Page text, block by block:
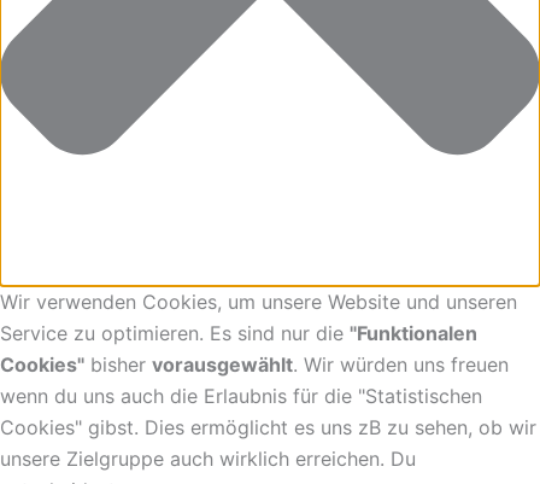
Wir verwenden Cookies, um unsere Website und unseren
Service zu optimieren. Es sind nur die "Funktionalen
Cookies" bisher vorausgewählt. Wir würden uns freuen
wenn du uns auch die Erlaubnis für die "Statistischen
Cookies" gibst. Dies ermöglicht es uns zB zu sehen, ob wir
unsere Zielgruppe auch wirklich erreichen. Du